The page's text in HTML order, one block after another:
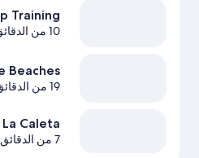
Training
10 من الدقائق سيرًا على الأقدام
Beaches
19 من الدقائق سيرًا على الأقدام
La Caleta
7 من الدقائق بالسيارة